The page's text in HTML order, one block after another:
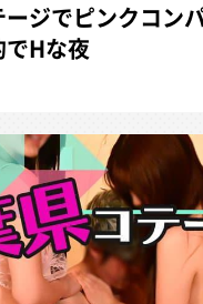
ジでピンクコン
Hな夜